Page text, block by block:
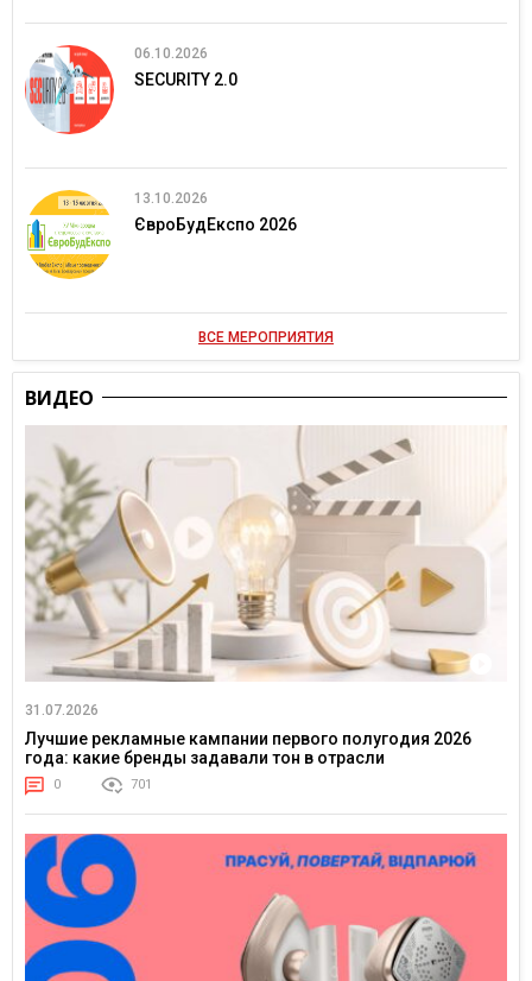
06.10.2026
SECURITY 2.0
13.10.2026
ЄвроБудЕкспо 2026
ВСЕ МЕРОПРИЯТИЯ
ВИДЕО
31.07.2026
Лучшие рекламные кампании первого полугодия 2026
года: какие бренды задавали тон в отрасли
0 701